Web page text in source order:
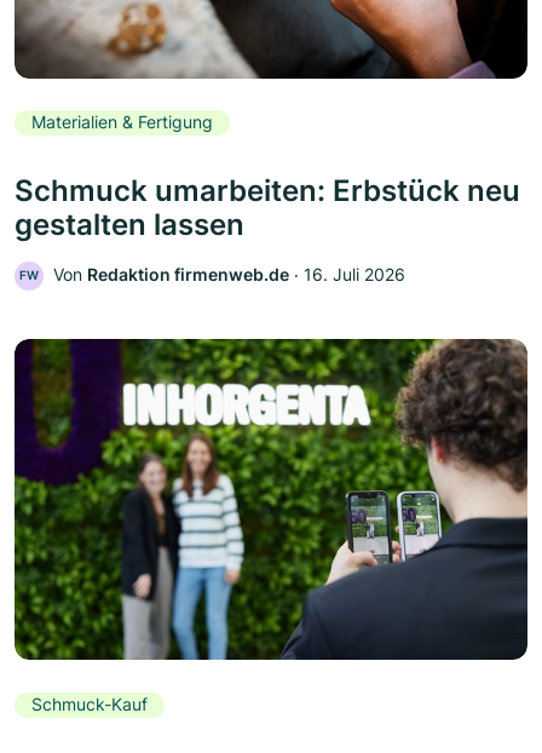
Materialien & Fertigung
Schmuck umarbeiten: Erbstück neu
gestalten lassen
FW Von Redaktion firmenweb.de ‧ 16. Juli 2026
Schmuck-Kauf